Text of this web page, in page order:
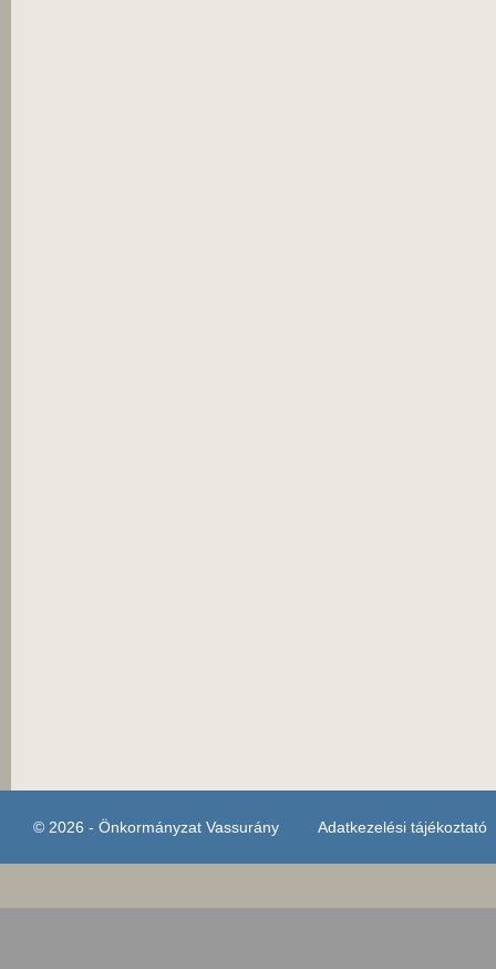
© 2026 - Önkormányzat Vassurány Adatkezelési tájékoztató